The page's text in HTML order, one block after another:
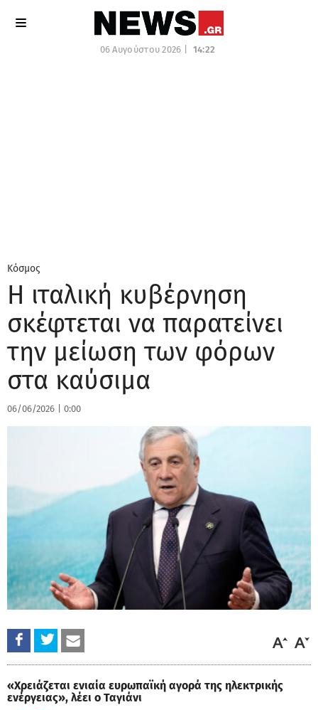
06 Αυγούστου 2026 | 14:22
Κόσμος
H ιταλική κυβέρνηση
σκέφτεται να παρατείνει
την μείωση των φόρων
στα καύσιμα
06/06/2026 0:00
«Χρειάζεται ενιαία ευρωπαϊκή αγορά της ηλεκτρικής
ενέργειας», λέει ο Ταγιάνι